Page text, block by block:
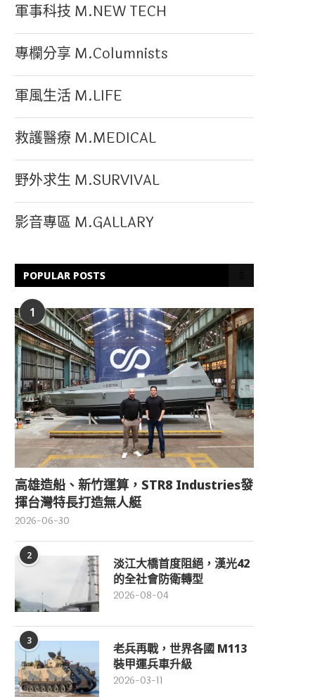
軍事科技 M.NEW TECH
專欄分享 M.Columnists
軍風生活 M.LIFE
救護醫療 M.MEDICAL
野外求生 M.SURVIVAL
影音專區 M.GALLARY
POPULAR POSTS
1
高雄造船、新竹運算，STR8 Industries發
揮台灣特長打造無人艇
2026-06-30
2
淡江大橋首度阻絕，漢光42
的全社會防衛轉型
2026-08-04
3
老兵再戰，世界各國 M113
裝甲運兵車升級
2026-03-11